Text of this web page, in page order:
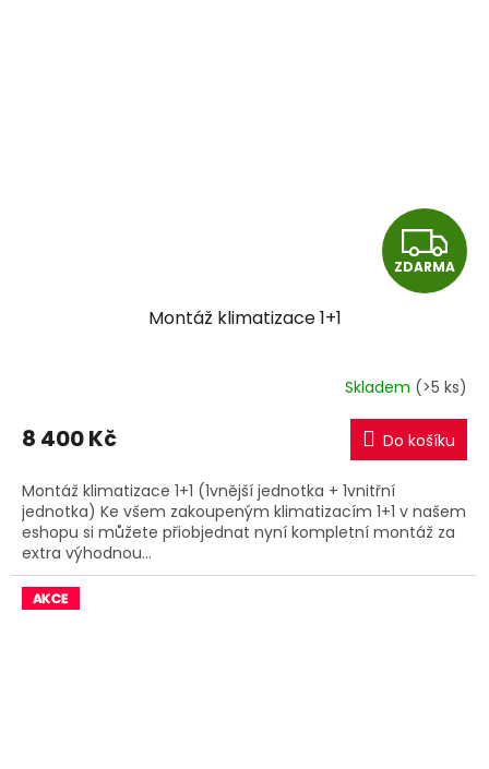
Z
D
R
M
A
ZDARMA
Montáž klimatizace 1+1
Skladem (>5 ks)
8 400 Kč Do košíku
Montáž klimatizace 1+1 (1vnější jednotka + 1vnitřní
jednotka) Ke všem zakoupeným klimatizacím 1+1 v našem
eshopu si můžete přiobjednat nyní kompletní montáž za
extra výhodnou...